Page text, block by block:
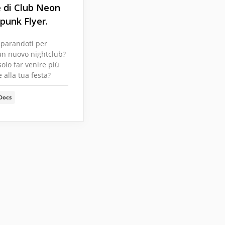
Club Neon
Flyer.
per
nuovo nightclub?
far venire più
alla tua festa?